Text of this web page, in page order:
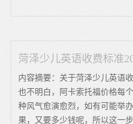
菏泽少儿英语收费标准
内容摘要：关于菏泽少儿英语
也不明白，阿卡索托福价格每
种风气愈演愈烈，如有可能举
果，又要多少钱呢，所以这一